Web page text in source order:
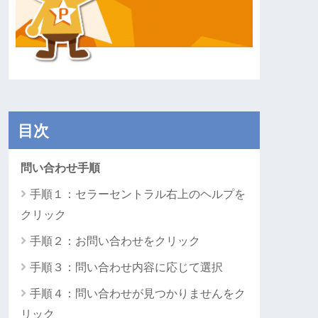
目次
問い合わせ手順
手順１：セラーセントラル右上のヘルプを
クリック
手順２：お問い合わせをクリック
手順３：問い合わせ内容に応じて選択
手順４：問い合わせが見つかりませんをク
リック